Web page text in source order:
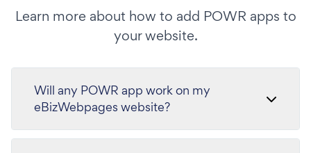
Learn more about how to add POWR apps to
your website.
Will any POWR app work on my
eBizWebpages website?